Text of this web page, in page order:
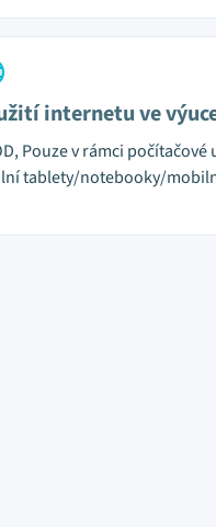
internetu ve
Pouze v rámci počítačové
tablety/notebooky/